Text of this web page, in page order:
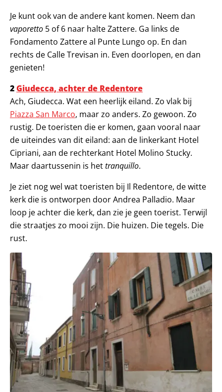
Je kunt ook van de andere kant komen. Neem dan
vaporetto 5 of 6 naar halte Zattere. Ga links de
Fondamento Zattere al Punte Lungo op. En dan
rechts de Calle Trevisan in. Even doorlopen, en dan
genieten!
2Giudecca, achter de Redentore
Ach, Giudecca. Wat een heerlijk eiland. Zo vlak bij
Piazza San Marco, maar zo anders. Zo gewoon. Zo
rustig. De toeristen die er komen, gaan vooral naar
de uiteindes van dit eiland: aan de linkerkant Hotel
Cipriani, aan de rechterkant Hotel Molino Stucky.
Maar daartussenin is hettranquillo.
Je ziet nog wel wat toeristen bij Il Redentore, de witte
kerk die is ontworpen door Andrea Palladio. Maar
loop je achter die kerk, dan zie je geen toerist. Terwijl
die straatjes zo mooi zijn. Die huizen. Die tegels. Die
rust.